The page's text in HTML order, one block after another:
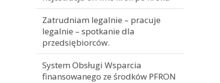
Zatrudniam legalnie – pracuje
legalnie – spotkanie dla
przedsiębiorców.
System Obsługi Wsparcia
finansowanego ze środków PFRON